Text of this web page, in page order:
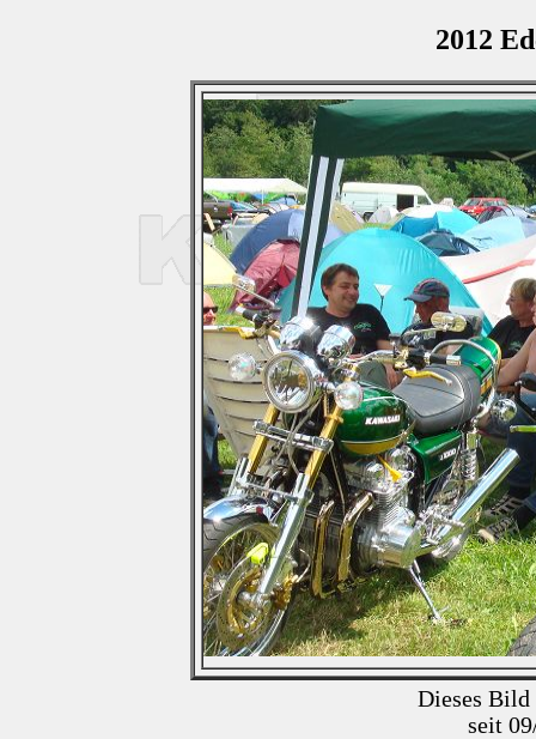
2012
Dieses Bild
seit